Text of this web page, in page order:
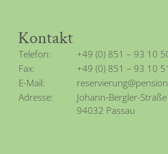
Kontakt
Telefon:
+49 (0) 851 – 93 10
Fax:
+49 (0) 851 – 93 10
E-Mail:
Adresse:
Johann-Bergler-
94032 Passau